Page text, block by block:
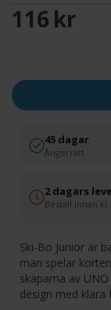
116 SEK
45 dagar
Ångerrätt
2 dagars
Beställ innan kl.
Ski-Bo Junior är
man spelar
skaparna av
design med klara